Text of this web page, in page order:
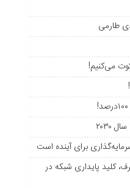
طارمی
می‌کنیم!
برای آینده است
کلید پایداری شبکه در